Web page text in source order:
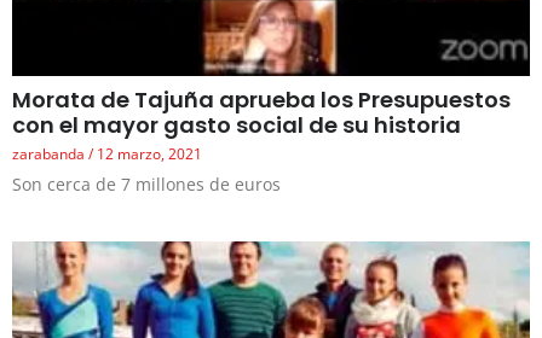
Morata de Tajuña aprueba los Presupuestos
con el mayor gasto social de su historia
zarabanda 12 marzo, 2021
Son cerca de 7 millones de euros